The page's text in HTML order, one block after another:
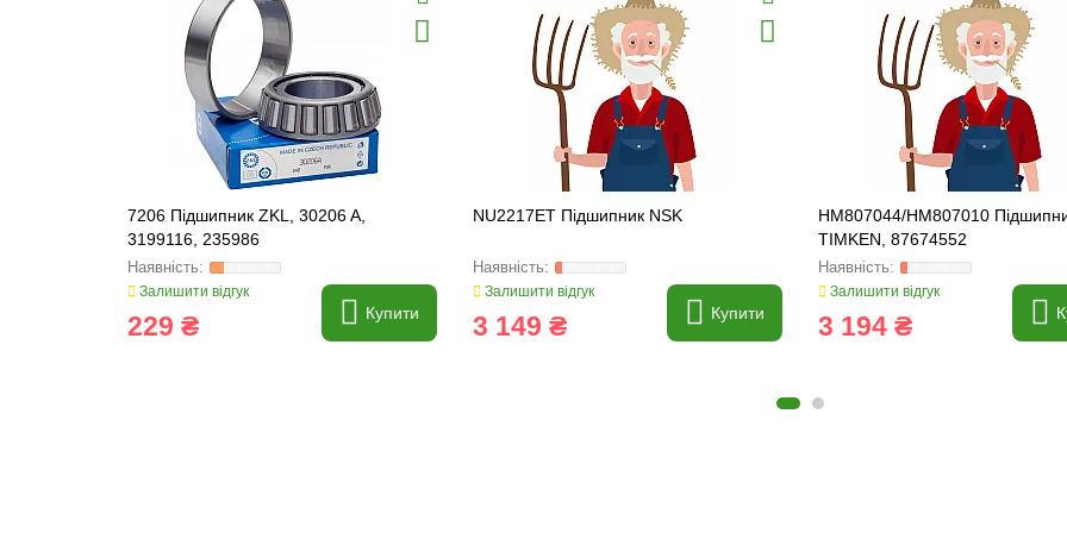
7206 Підшипник ZKL, 30206 A,
3199116, 235986
Залишити відгук
229 ₴ Купити
NU2217ET Підшипник NSK
Залишити відгук
3 149 ₴ Купити
HM807044/HM807010
TIMKEN, 87674552
Залишити відгук
3 194 ₴